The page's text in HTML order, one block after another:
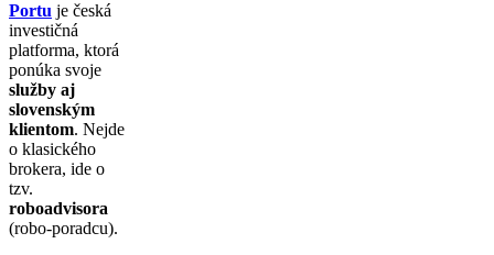
Portu je česká
investičná
platforma, ktorá
ponúka svoje
služby aj
slovenským
klientom. Nejde
o klasického
brokera, ide o
tzv.
roboadvisora
(robo-poradcu).